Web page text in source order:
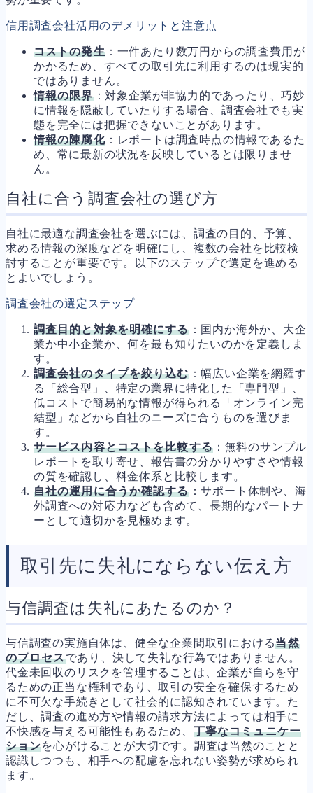
信用調査会社活用のデメリットと注意点
コストの発生：一件あたり数万円からの調査費用が
かかるため、すべての取引先に利用するのは現実的
ではありません。
情報の限界：対象企業が非協力的であったり、巧妙
に情報を隠蔽していたりする場合、調査会社でも実
態を完全には把握できないことがあります。
情報の陳腐化：レポートは調査時点の情報であるた
め、常に最新の状況を反映しているとは限りませ
ん。
自社に合う調査会社の選び方
自社に最適な調査会社を選ぶには、調査の目的、予算、
求める情報の深度などを明確にし、複数の会社を比較検
討することが重要です。以下のステップで選定を進める
とよいでしょう。
調査会社の選定ステップ
調査目的と対象を明確にする：国内か海外か、大企
業か中小企業か、何を最も知りたいのかを定義しま
す。
調査会社のタイプを絞り込む：幅広い企業を網羅す
る「総合型」、特定の業界に特化した「専門型」、
低コストで簡易的な情報が得られる「オンライン完
結型」などから自社のニーズに合うものを選びま
す。
サービス内容とコストを比較する：無料のサンプル
レポートを取り寄せ、報告書の分かりやすさや情報
の質を確認し、料金体系と比較します。
自社の運用に合うか確認する：サポート体制や、海
外調査への対応力なども含めて、長期的なパートナ
ーとして適切かを見極めます。
取引先に失礼にならない伝え方
与信調査は失礼にあたるのか？
与信調査の実施自体は、健全な企業間取引における当然
のプロセスであり、決して失礼な行為ではありません。
代金未回収のリスクを管理することは、企業が自らを守
るための正当な権利であり、取引の安全を確保するため
に不可欠な手続きとして社会的に認知されています。た
だし、調査の進め方や情報の請求方法によっては相手に
不快感を与える可能性もあるため、 丁寧なコミュニケー
ションを心がけることが大切です。調査は当然のことと
認識しつつも、相手への配慮を忘れない姿勢が求められ
ます。